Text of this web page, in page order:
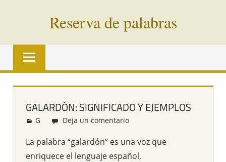
Reserva de palabras
Palabras
vías
todo
mundo
GALARDÓN: SIGNIFICADO Y EJEMPLOS
Redacción
G Deja un comentario
La palabra “galardón” es una voz que
enriquece el lenguaje español,